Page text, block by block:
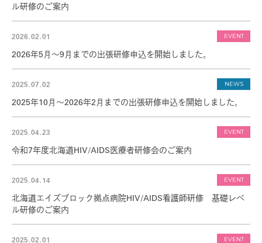
HIV治療について
患者さんの日常生活について
北海道・日本・世界のHIV状況
一般の皆さまへ
for general
相談窓口のご案内
ル研修のご案内
2026.02.01 EVENT
2026年5月～9月までの出張研修申込を開始しました。
2025.07.02 NEWS
2025年10月～2026年2月までの出張研修申込を開始しました。
2025.04.23 EVENT
令和7年度北海道HIV/AIDS医療者研修会のご案内
2025.04.14 EVENT
北海道エイズブロック拠点病院HIV/AIDS看護師研修 基礎レベ
ル研修のご案内
2025.02.01 EVENT